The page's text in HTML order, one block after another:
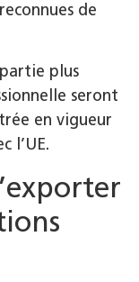
de
plus
seront
en vigueur
l’UE.